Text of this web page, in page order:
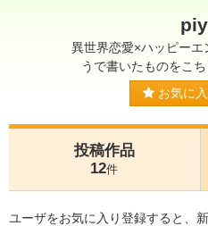
異世界恋愛×ハッピーエ
うで書いたものをこち
お気に
投稿作品
12件
ユーザをお気に入り登録すると、